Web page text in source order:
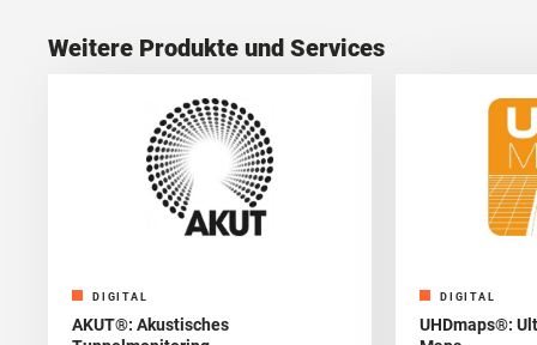
Weitere Produkte und Services
DIGITAL
AKUT®: Akustisches
DIGITAL
UHDmaps®: